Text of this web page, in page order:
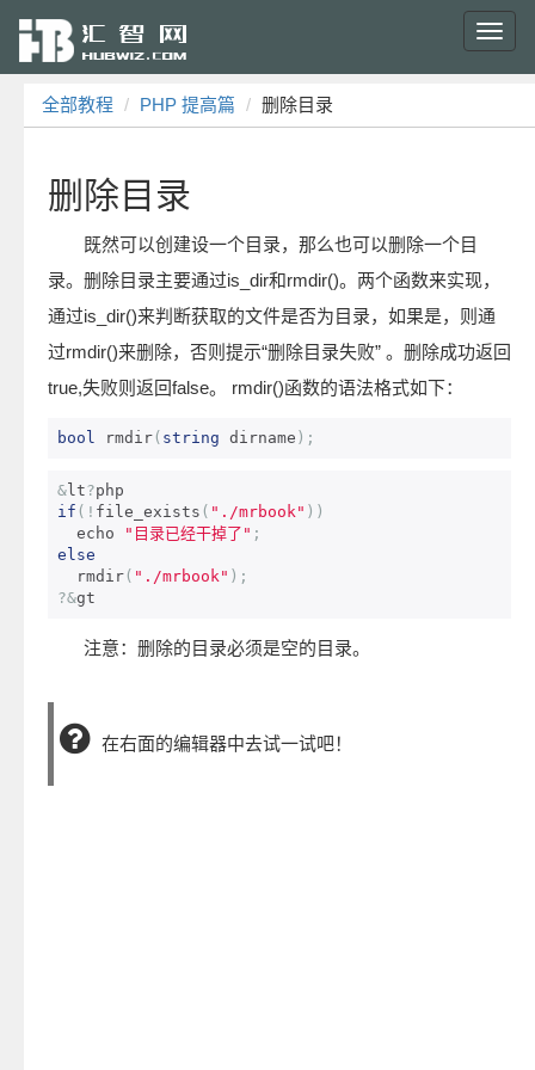
全部教程 PHP 提高篇 删除目录
删除目录
既然可以创建设一个目录，那么也可以删除一个目
录。删除目录主要通过is_dir和rmdir()。两个函数来实现，
通过is_dir()来判断获取的文件是否为目录，如果是，则通
过rmdir()来删除，否则提示“删除目录失败” 。删除成功返回
true,失败则返回false。 rmdir()函数的语法格式如下：
bool rmdir( string dirname );
& lt?
if (! file_exists ( "./mrbook" ))
  echo
"目录已经干掉了" ;
else
  rmdir
( "./mrbook" );
?&gt
注意：删除的目录必须是空的目录。
在右面的编辑器中去试一试吧！